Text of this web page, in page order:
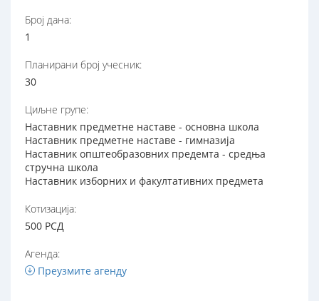
Број дана:
1
Планирани број учесник:
30
Циљне групе:
Наставник предметне наставе - основна школа
Наставник предметне наставе - гимназија
Наставник општеобразовних предемта - средња
стручна школа
Наставник изборних и факултативних предмета
Котизација:
500 РСД
Агенда:
Преузмите агенду